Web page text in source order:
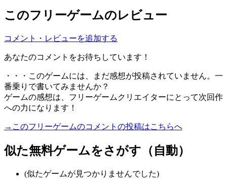
このフリーゲームのレビュー
コメント・レビューを追加する
あなたのコメントをお待ちしています！
・・・このゲームには、まだ感想が投稿されていません。一
番乗りで書いてみませんか？
ゲームの感想は、フリーゲームクリエイターにとって次回作
への力になります！
→このフリーゲームのコメントの投稿はこちらへ
似た無料ゲームをさがす（自動）
(似たゲームが見つかりませんでした)